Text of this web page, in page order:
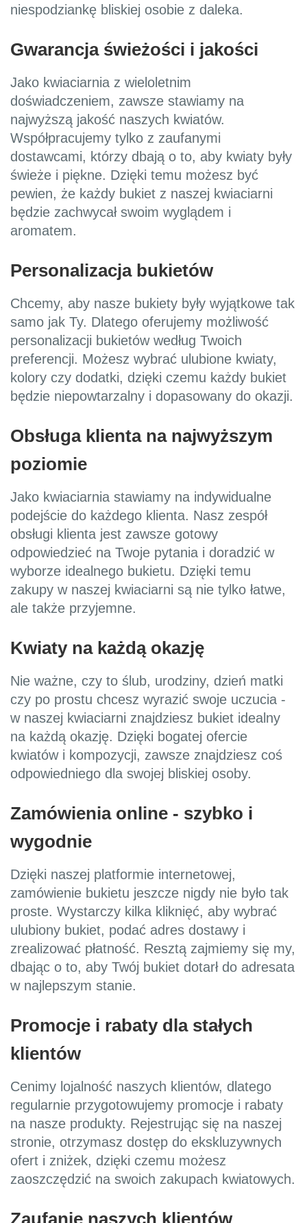
niespodziankę bliskiej osobie z daleka.
Gwarancja świeżości i jakości
Jako kwiaciarnia z wieloletnim
doświadczeniem, zawsze stawiamy na
najwyższą jakość naszych kwiatów.
Współpracujemy tylko z zaufanymi
dostawcami, którzy dbają o to, aby kwiaty były
świeże i piękne. Dzięki temu możesz być
pewien, że każdy bukiet z naszej kwiaciarni
będzie zachwycał swoim wyglądem i
aromatem.
Personalizacja bukietów
Chcemy, aby nasze bukiety były wyjątkowe tak
samo jak Ty. Dlatego oferujemy możliwość
personalizacji bukietów według Twoich
preferencji. Możesz wybrać ulubione kwiaty,
kolory czy dodatki, dzięki czemu każdy bukiet
będzie niepowtarzalny i dopasowany do okazji.
Obsługa klienta na najwyższym
poziomie
Jako kwiaciarnia stawiamy na indywidualne
podejście do każdego klienta. Nasz zespół
obsługi klienta jest zawsze gotowy
odpowiedzieć na Twoje pytania i doradzić w
wyborze idealnego bukietu. Dzięki temu
zakupy w naszej kwiaciarni są nie tylko łatwe,
ale także przyjemne.
Kwiaty na każdą okazję
Nie ważne, czy to ślub, urodziny, dzień matki
czy po prostu chcesz wyrazić swoje uczucia -
w naszej kwiaciarni znajdziesz bukiet idealny
na każdą okazję. Dzięki bogatej ofercie
kwiatów i kompozycji, zawsze znajdziesz coś
odpowiedniego dla swojej bliskiej osoby.
Zamówienia online - szybko i
wygodnie
Dzięki naszej platformie internetowej,
zamówienie bukietu jeszcze nigdy nie było tak
proste. Wystarczy kilka kliknięć, aby wybrać
ulubiony bukiet, podać adres dostawy i
zrealizować płatność. Resztą zajmiemy się my,
dbając o to, aby Twój bukiet dotarł do adresata
w najlepszym stanie.
Promocje i rabaty dla stałych
klientów
Cenimy lojalność naszych klientów, dlatego
regularnie przygotowujemy promocje i rabaty
na nasze produkty. Rejestrując się na naszej
stronie, otrzymasz dostęp do ekskluzywnych
ofert i zniżek, dzięki czemu możesz
zaoszczędzić na swoich zakupach kwiatowych.
Zaufanie naszych klientów